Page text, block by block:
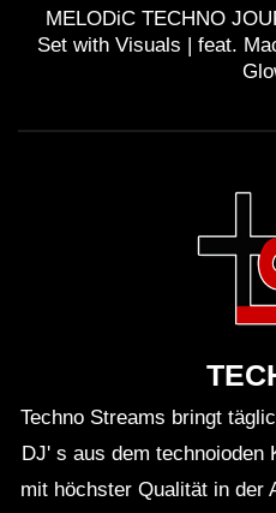
WICHTIG:
direkt unterstützen. Viele
dem Video kannst du z.B.
unterstützen. Definitiv
MELODiC TECHNO
Set with Visuals | feat.
Techno Streams bringt
DJ' s aus dem technoioden
mit höchster Qualität in der